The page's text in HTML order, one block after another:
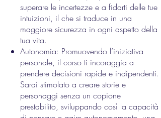
superare le incertezze e a fidarti delle tue
intuizioni, il che si traduce in una
maggiore sicurezza in ogni aspetto della
tua vita.
Autonomia: Promuovendo l’iniziativa
personale, il corso ti incoraggia a
prendere decisioni rapide e indipendenti.
Sarai stimolato a creare storie e
personaggi senza un copione
prestabilito, sviluppando così la capacità